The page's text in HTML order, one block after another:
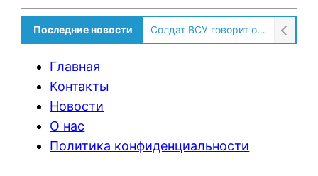
Последние новости Солдат ВСУ говорит о том, чтобы продавали топливо для ремонта техники в Угледаре
Главная
Контакты
Новости
О нас
Политика конфиденциальности